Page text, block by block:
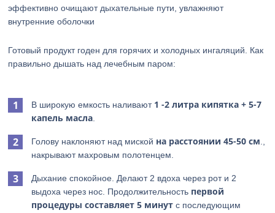
эффективно очищают дыхательные пути, увлажняют
внутренние оболочки
Готовый продукт годен для горячих и холодных ингаляций. Как
правильно дышать над лечебным паром:
В широкую емкость наливают 1 -2 литра кипятка + 5-7
капель масла
Голову наклоняют над миской на расстоянии 45-50 см
накрывают махровым полотенцем.
Дыхание спокойное. Делают 2 вдоха через рот и 2
выдоха через нос. Продолжительность первой
процедуры составляет 5 минут с последующим